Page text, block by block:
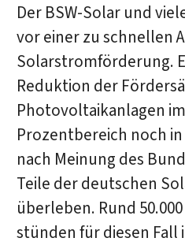
Der BSW-Solar und
vor einer zu schnellen
Solarstromförderung.
Reduktion der
Photovoltaikanlagen
Prozentbereich noch
nach Meinung des
Teile der deutschen
überleben. Rund
stünden für diesen Fall